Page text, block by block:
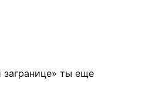
ты еще